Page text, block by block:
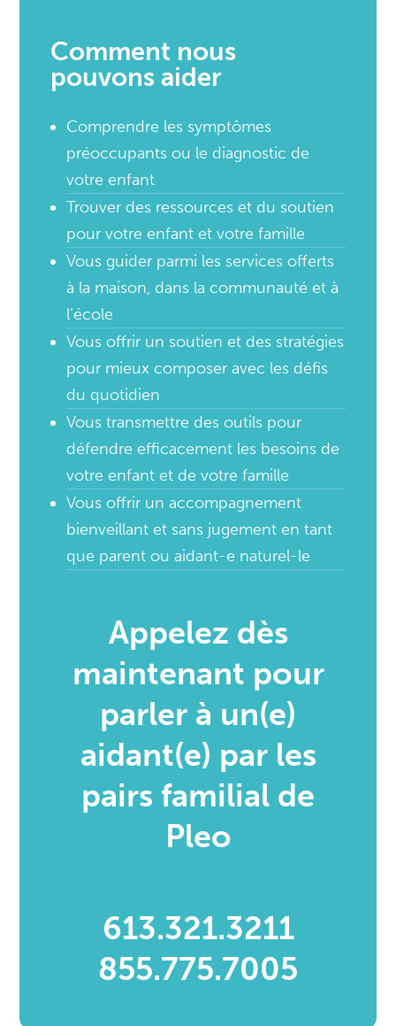
Comment nous
pouvons aider
Comprendre les symptômes
préoccupants ou le diagnostic de
votre enfant
Trouver des ressources et du soutien
pour votre enfant et votre famille
Vous guider parmi les services offerts
à la maison, dans la communauté et à
l’école
Vous offrir un soutien et des stratégies
pour mieux composer avec les défis
du quotidien
Vous transmettre des outils pour
défendre efficacement les besoins de
votre enfant et de votre famille
Vous offrir un accompagnement
bienveillant et sans jugement en tant
que parent ou aidant-e naturel-le
Appelez dès
maintenant pour
parler à un(e)
aidant(e) par les
pairs familial de
Pleo
613.321.3211
855.775.7005